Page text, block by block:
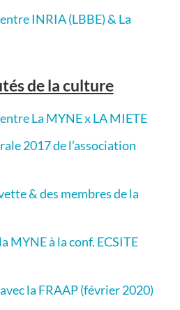
INRIA (LBBE) & La
de la culture
La MYNE x LA MIETE
2017 de l’association
& des membres de la
MYNE à la conf. ECSITE
la FRAAP (février 2020)